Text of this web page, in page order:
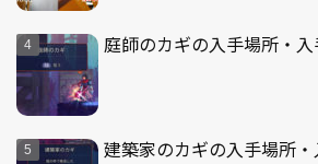
庭師のカギの入手場所・
建築家のカギの入手場所